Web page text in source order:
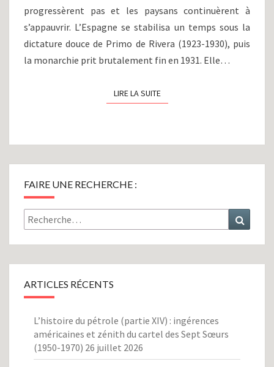
progressèrent pas et les paysans continuèrent à
s’appauvrir. L’Espagne se stabilisa un temps sous la
dictature douce de Primo de Rivera (1923-1930), puis
la monarchie prit brutalement fin en 1931. Elle…
LIRE LA SUITELIRE LA SUITE
FAIRE UNE RECHERCHE :
Rechercher :
ARTICLES RÉCENTS
L’histoire du pétrole (partie XIV) : ingérences
américaines et zénith du cartel des Sept Sœurs
(1950-1970) 26 juillet 2026